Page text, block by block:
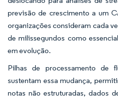
previsão de crescimento a um
organizações consideram cada
de milissegundos como
em evolução.
Pilhas de processamento de
sustentam essa mudança,
notas não estruturadas, dados